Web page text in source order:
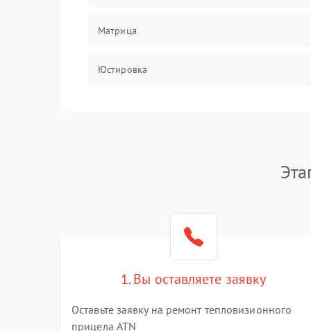
Матрица
Юстировка
1. Вы оставляете заявку
Оставьте заявку на ремонт тепловизионного
прицела ATN